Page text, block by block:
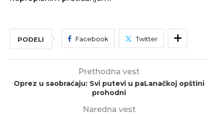
PODELI Facebook Twitter
Prethodna vest
Oprez u saobraćaju: Svi putevi u paLanačkoj opštini
prohodni
Naredna vest